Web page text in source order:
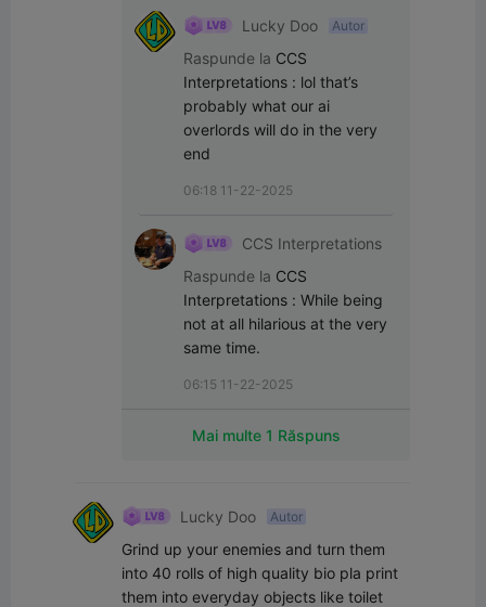
Lucky Doo Autor
Raspunde la CCS
Interpretations : lol that’s
probably what our ai
overlords will do in the very
end
06:18 11-22-2025
CCS Interpretations
Raspunde la CCS
Interpretations : While being
not at all hilarious at the very
same time.
06:15 11-22-2025
Mai multe 1 Răspuns
Lucky Doo Autor
Grind up your enemies and turn them
into 40 rolls of high quality bio pla print
them into everyday objects like toilet